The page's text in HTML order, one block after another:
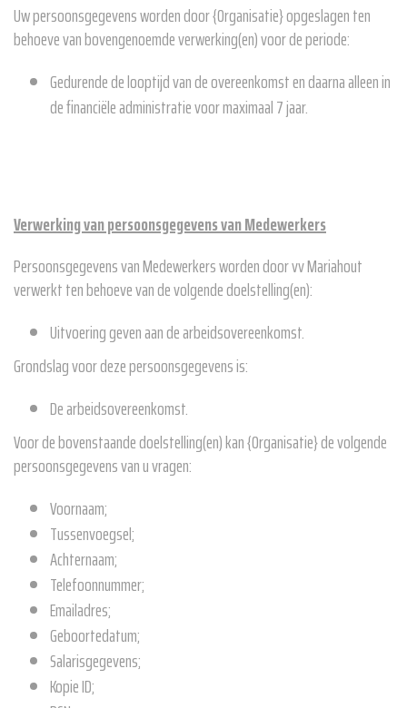
Uw persoonsgegevens worden door {Organisatie} opgeslagen ten
behoeve van bovengenoemde verwerking(en) voor de periode:
Gedurende de looptijd van de overeenkomst en daarna alleen in
de financiële administratie voor maximaal 7 jaar.
Verwerking van persoonsgegevens van Medewerkers
Persoonsgegevens van Medewerkers worden door vv Mariahout
verwerkt ten behoeve van de volgende doelstelling(en):
Uitvoering geven aan de arbeidsovereenkomst.
Grondslag voor deze persoonsgegevens is:
De arbeidsovereenkomst.
Voor de bovenstaande doelstelling(en) kan {Organisatie} de volgende
persoonsgegevens van u vragen:
Voornaam;
Tussenvoegsel;
Achternaam;
Telefoonnummer;
Emailadres;
Geboortedatum;
Salarisgegevens;
Kopie ID;